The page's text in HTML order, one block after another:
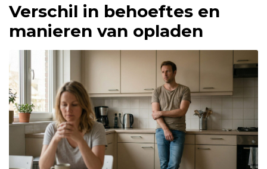
Verschil in behoeftes en
manieren van opladen